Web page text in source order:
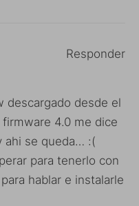
descargado desde el
4.0 me dice
ahi se queda… :(
para tenerlo con
hablar e instalarle
Responder